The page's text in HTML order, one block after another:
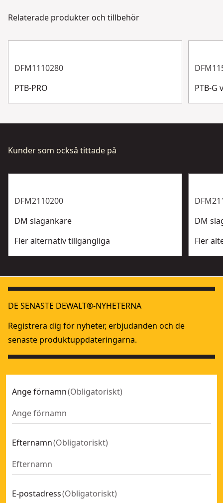
Solo eller set
Kundsupport
Relaterade produkter och tillbehör
DFM1110280
PTB-PRO
PTB-G
Kunder som också tittade på
DFM2110200
DM slagankare
Fler alternativ tillgängliga
DM
Fler
DE SENASTE DEWALT®-NYHETERNA
Registrera dig för nyheter, erbjudanden och de
senaste produktuppdateringarna.
Ange förnamn(Obligatoriskt)
Efternamn(Obligatoriskt)
E-postadress(Obligatoriskt)